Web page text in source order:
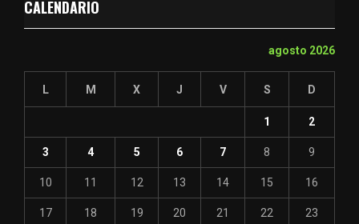
CALENDARIO
agosto 2026
L M X J V S D
1 2
3 4 5 6 7 8 9
10 11 12 13 14 15 16
17 18 19 20 21 22 23